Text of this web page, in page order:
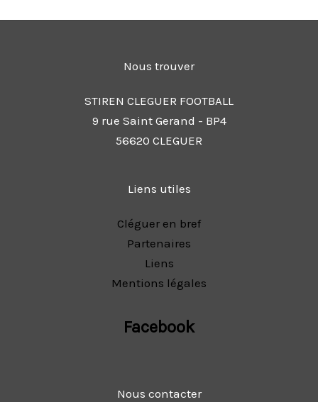
Nous trouver
STIREN CLEGUER FOOTBALL
9 rue Saint Gerand - BP4
56620 CLEGUER
Liens utiles
Cléguer en bref
Partenaires
Liens
Mentions légales
Facebook
Nous contacter